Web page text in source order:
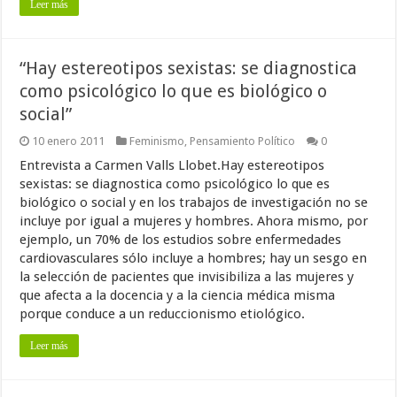
Leer más
“Hay estereotipos sexistas: se diagnostica
como psicológico lo que es biológico o
social”
10 enero 2011 Feminismo Pensamiento Político 0
Entrevista a Carmen Valls Llobet.Hay estereotipos
sexistas: se diagnostica como psicológico lo que es
biológico o social y en los trabajos de investigación no se
incluye por igual a mujeres y hombres. Ahora mismo, por
ejemplo, un 70% de los estudios sobre enfermedades
cardiovasculares sólo incluye a hombres; hay un sesgo en
la selección de pacientes que invisibiliza a las mujeres y
que afecta a la docencia y a la ciencia médica misma
porque conduce a un reduccionismo etiológico.
Leer más